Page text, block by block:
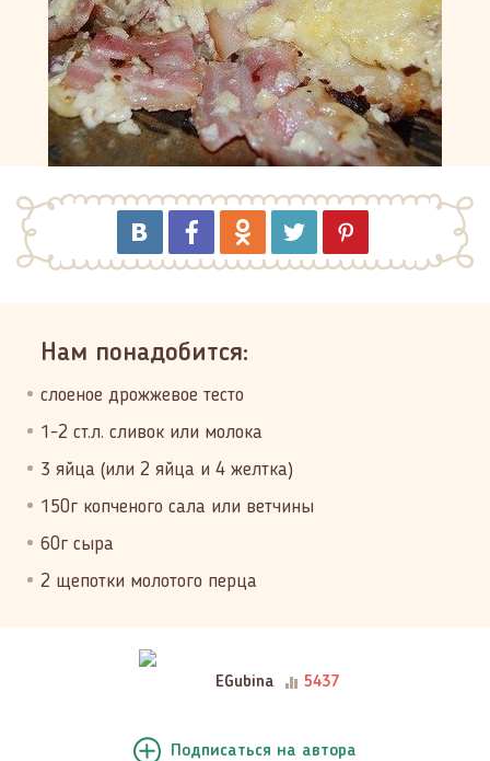
Нам понадобится:
слоеное дрожжевое тесто
1-2 ст.л. сливок или молока
3 яйца (или 2 яйца и 4 желтка)
150г копченого сала или ветчины
60г сыра
2 щепотки молотого перца
EGubina 5437
Подписаться на автора